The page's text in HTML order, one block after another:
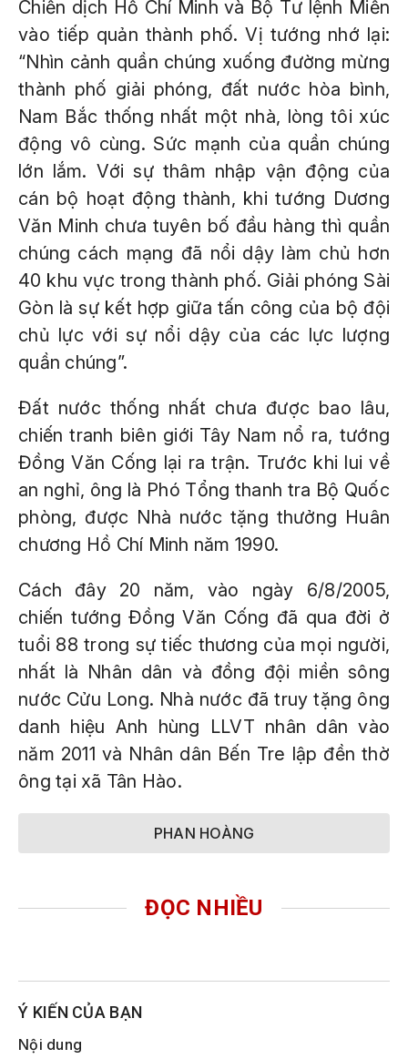
Chiến dịch Hồ Chí Minh và Bộ Tư lệnh Miền
vào tiếp quản thành phố. Vị tướng nhớ lại:
“Nhìn cảnh quần chúng xuống đường mừng
thành phố giải phóng, đất nước hòa bình,
Nam Bắc thống nhất một nhà, lòng tôi xúc
động vô cùng. Sức mạnh của quần chúng
lớn lắm. Với sự thâm nhập vận động của
cán bộ hoạt động thành, khi tướng Dương
Văn Minh chưa tuyên bố đầu hàng thì quần
chúng cách mạng đã nổi dậy làm chủ hơn
40 khu vực trong thành phố. Giải phóng Sài
Gòn là sự kết hợp giữa tấn công của bộ đội
chủ lực với sự nổi dậy của các lực lượng
quần chúng”.
Đất nước thống nhất chưa được bao lâu,
chiến tranh biên giới Tây Nam nổ ra, tướng
Đồng Văn Cống lại ra trận. Trước khi lui về
an nghỉ, ông là Phó Tổng thanh tra Bộ Quốc
phòng, được Nhà nước tặng thưởng Huân
chương Hồ Chí Minh năm 1990.
Cách đây 20 năm, vào ngày 6/8/2005,
chiến tướng Đồng Văn Cống đã qua đời ở
tuổi 88 trong sự tiếc thương của mọi người,
nhất là Nhân dân và đồng đội miền sông
nước Cửu Long. Nhà nước đã truy tặng ông
danh hiệu Anh hùng LLVT nhân dân vào
năm 2011 và Nhân dân Bến Tre lập đền thờ
ông tại xã Tân Hào.
PHAN HOÀNG
ĐỌC NHIỀU
Ý KIẾN CỦA BẠN
Nội dung